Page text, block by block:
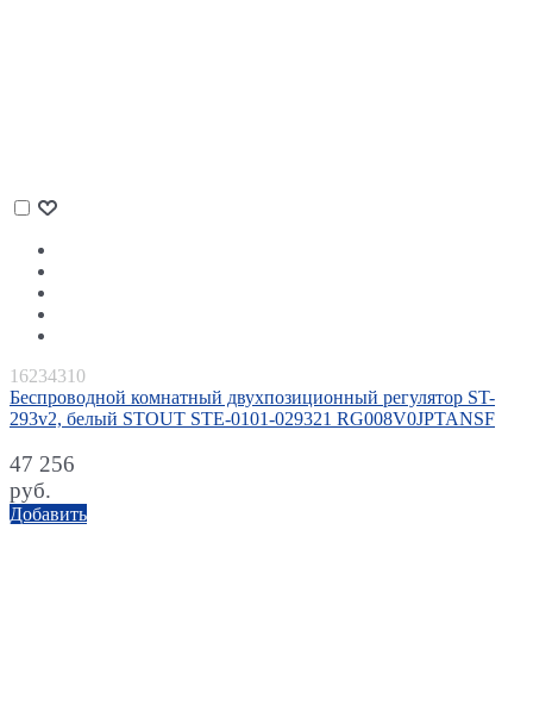
16234310
Беспроводной комнатный двухпозиционный регулятор ST-
293v2, белый STOUT STE-0101-029321 RG008V0JPTANSF
47 256
руб.
Добавить